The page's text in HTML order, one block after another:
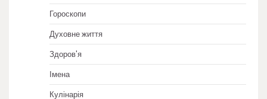
Гороскопи
Духовне життя
Здоров'я
Імена
Кулінарія